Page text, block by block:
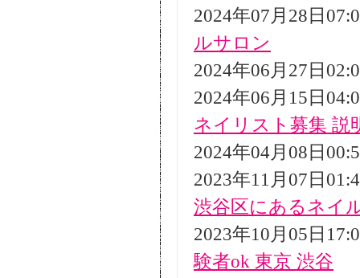
2024年07月28日
ルサロン
2024年06月27日
2024年06月15日
ネイリスト募集 説
2024年04月08日
2023年11月07日
渋谷区にあるネイ
2023年10月05日
験者ok 東京 渋谷